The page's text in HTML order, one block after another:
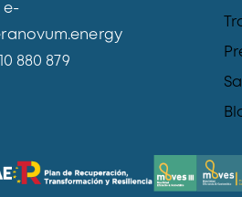
e-
880 879